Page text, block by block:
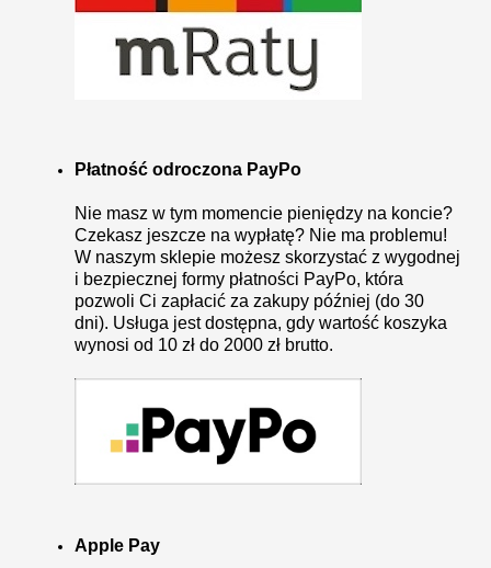
Płatność odroczona PayPo
Nie masz w tym momencie pieniędzy na koncie?
Czekasz jeszcze na wypłatę? Nie ma problemu!
W naszym sklepie możesz skorzystać z wygodnej
i bezpiecznej formy płatności PayPo, która
pozwoli Ci zapłacić za zakupy później (do 30
dni). Usługa jest dostępna, gdy wartość koszyka
wynosi od 10 zł do 2000 zł brutto.
Apple Pay